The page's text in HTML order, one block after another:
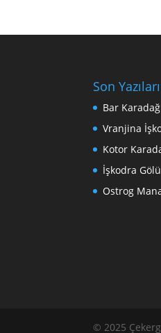
Son
Bar
Vranjina
Kotor
İşkodra
Ostrog
© 2025